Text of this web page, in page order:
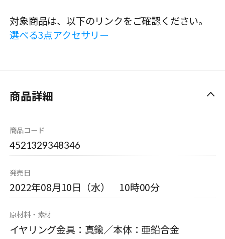
対象商品は、以下のリンクをご確認ください。
選べる3点アクセサリー
商品詳細
商品コード
4521329348346
発売日
2022年08月10日（水） 10時00分
原材料・素材
イヤリング金具：真鍮／本体：亜鉛合金